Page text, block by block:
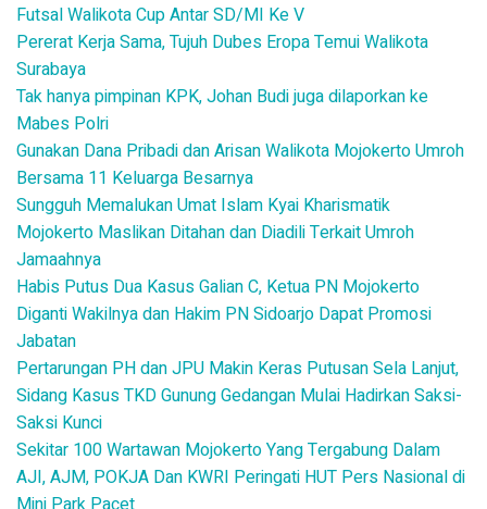
Futsal Walikota Cup Antar SD/MI Ke V
Pererat Kerja Sama, Tujuh Dubes Eropa Temui Walikota
Surabaya
Tak hanya pimpinan KPK, Johan Budi juga dilaporkan ke
Mabes Polri
Gunakan Dana Pribadi dan Arisan Walikota Mojokerto Umroh
Bersama 11 Keluarga Besarnya
Sungguh Memalukan Umat Islam Kyai Kharismatik
Mojokerto Maslikan Ditahan dan Diadili Terkait Umroh
Jamaahnya
Habis Putus Dua Kasus Galian C, Ketua PN Mojokerto
Diganti Wakilnya dan Hakim PN Sidoarjo Dapat Promosi
Jabatan
Pertarungan PH dan JPU Makin Keras Putusan Sela Lanjut,
Sidang Kasus TKD Gunung Gedangan Mulai Hadirkan Saksi-
Saksi Kunci
Sekitar 100 Wartawan Mojokerto Yang Tergabung Dalam
AJI, AJM, POKJA Dan KWRI Peringati HUT Pers Nasional di